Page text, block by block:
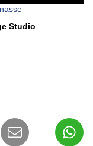
Studio